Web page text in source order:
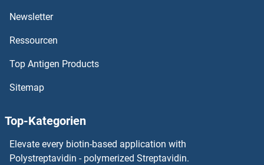
ENGASE Antikörper
ENDOU Antikörper
Endotoxin Antikörper
Endothelin 3 Antikörper
Endothelin 2 Antikörper
Newsletter
Ressourcen
Top Antigen Products
Sitemap
Top-Kategorien
Elevate every biotin-based application with
Polystreptavidin - polymerized Streptavidin.